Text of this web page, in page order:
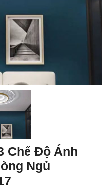
Chế Độ Ánh
Ngủ